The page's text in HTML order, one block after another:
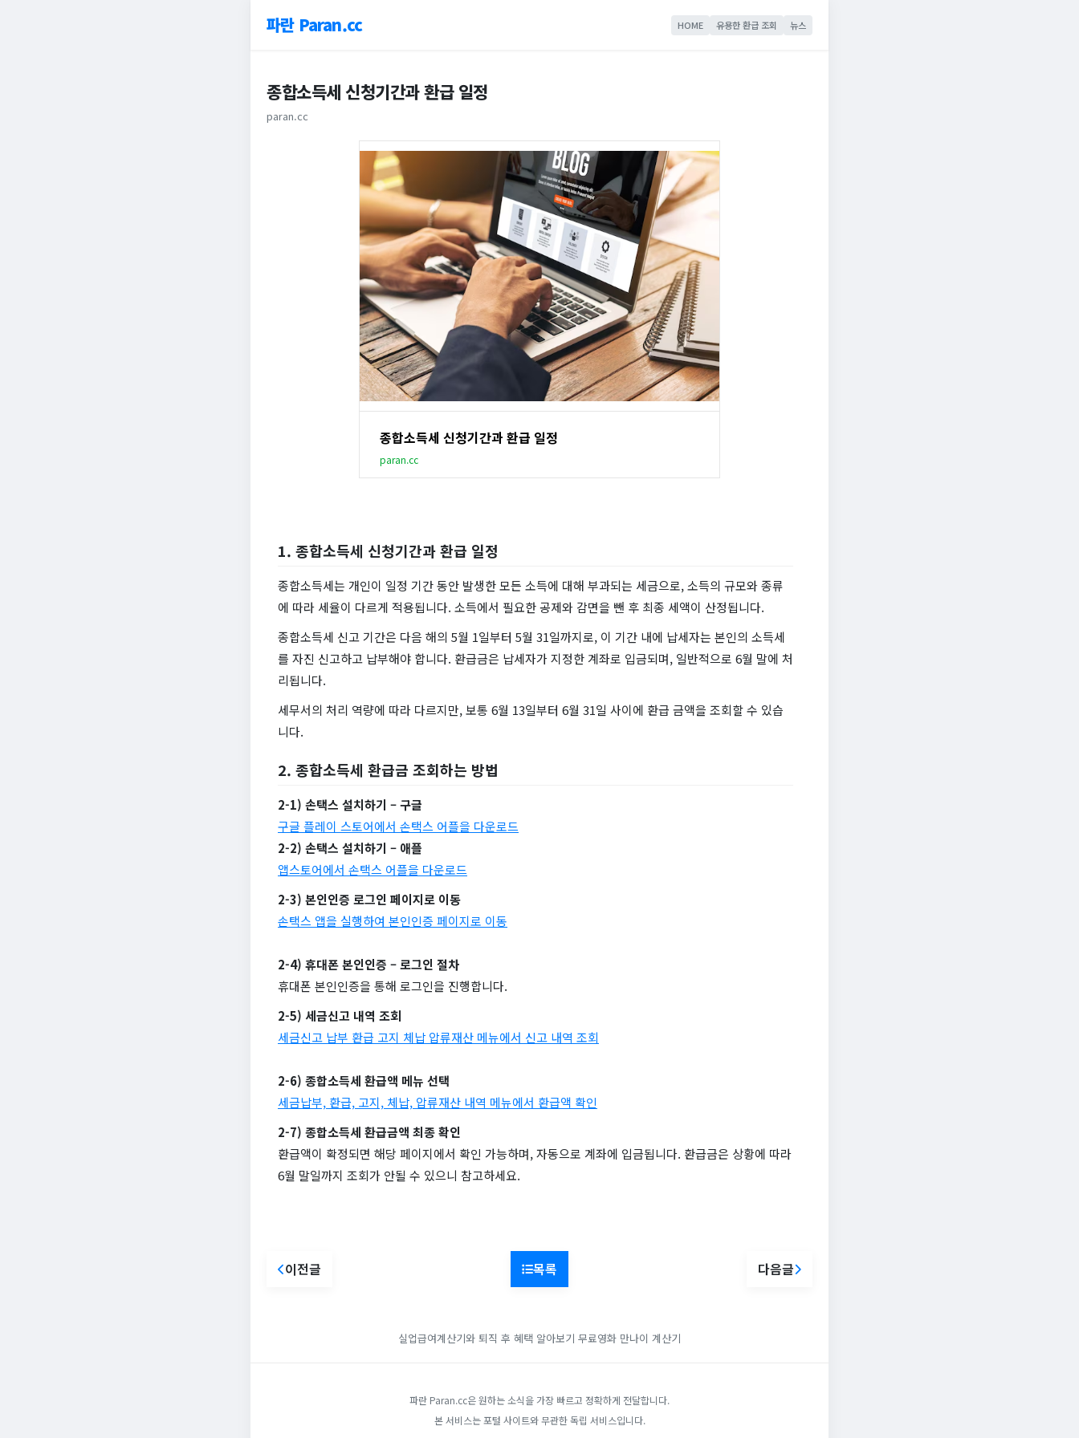
파란 Paran.cc HOME 유용한 환급 조회 뉴스
종합소득세 신청기간과 환급 일정
paran.cc
종합소득세 신청기간과 환급 일정
paran.cc
1. 종합소득세 신청기간과 환급 일정
종합소득세는 개인이 일정 기간 동안 발생한 모든 소득에 대해 부과되는 세금으로, 소득의 규모와 종류
에 따라 세율이 다르게 적용됩니다. 소득에서 필요한 공제와 감면을 뺀 후 최종 세액이 산정됩니다.
종합소득세 신고 기간은 다음 해의 5월 1일부터 5월 31일까지로, 이 기간 내에 납세자는 본인의 소득세
를 자진 신고하고 납부해야 합니다. 환급금은 납세자가 지정한 계좌로 입금되며, 일반적으로 6월 말에 처
리됩니다.
세무서의 처리 역량에 따라 다르지만, 보통 6월 13일부터 6월 31일 사이에 환급 금액을 조회할 수 있습
니다.
2. 종합소득세 환급금 조회하는 방법
2-1) 손택스 설치하기 – 구글
구글 플레이 스토어에서 손택스 어플을 다운로드
2-2) 손택스 설치하기 – 애플
앱스토어에서 손택스 어플을 다운로드
2-3) 본인인증 로그인 페이지로 이동
손택스 앱을 실행하여 본인인증 페이지로 이동
2-4) 휴대폰 본인인증 – 로그인 절차
휴대폰 본인인증을 통해 로그인을 진행합니다.
2-5) 세금신고 내역 조회
세금신고 납부 환급 고지 체납 압류재산 메뉴에서 신고 내역 조회
2-6) 종합소득세 환급액 메뉴 선택
세금납부, 환급, 고지, 체납, 압류재산 내역 메뉴에서 환급액 확인
2-7) 종합소득세 환급금액 최종 확인
환급액이 확정되면 해당 페이지에서 확인 가능하며, 자동으로 계좌에 입금됩니다. 환급금은 상황에 따라
6월 말일까지 조회가 안될 수 있으니 참고하세요.
이전글 목록 다음글
실업급여계산기와 퇴직 후 혜택 알아보기 무료영화 만나이 계산기
파란 Paran.cc은 원하는 소식을 가장 빠르고 정확하게 전달합니다.
본 서비스는 포털 사이트와 무관한 독립 서비스입니다.